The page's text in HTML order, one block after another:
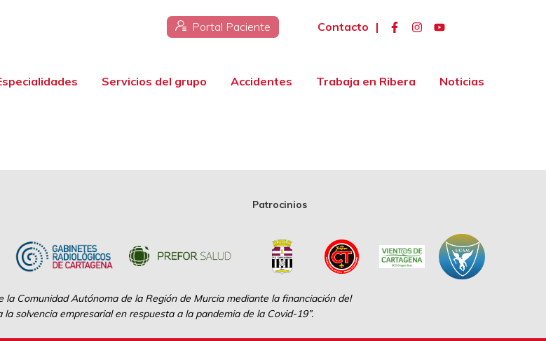
Portal Paciente Contacto |
Servicios del grupo Accidentes Trabaja en Ribera Noticias
Patrocinios
la Comunidad Autónoma de la Región de Murcia mediante la financiación del
la solvencia empresarial en respuesta a la pandemia de la Covid-19”.